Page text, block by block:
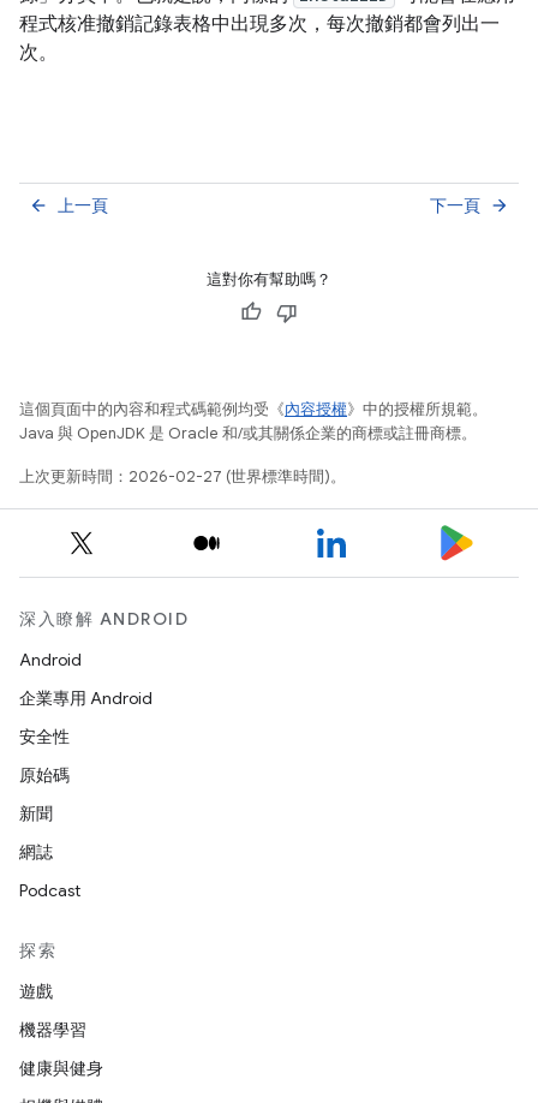
程式核准撤銷記錄表格中出現多次，每次撤銷都會列出一
次。
上一頁
arrow_back 下一頁 arrow_forward
這對你有幫助嗎？
這個頁面中的內容和程式碼範例均受《內容授權》中的授權所規範。
Java 與 OpenJDK 是 Oracle 和/或其關係企業的商標或註冊商標。
上次更新時間：2026-02-27 (世界標準時間)。
深入瞭解 ANDROID
Android
企業專用 Android
安全性
原始碼
新聞
網誌
Podcast
探索
遊戲
機器學習
健康與健身